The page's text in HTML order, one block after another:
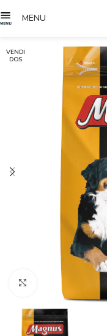
MENU
VENDI
DOS
Clique para ampliar